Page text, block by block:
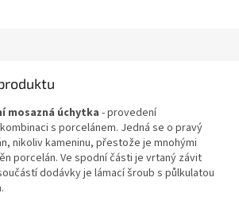
mosazná úchytka - provedení
s porcelánem. Jedná se o pravý
nikoliv kameninu, přestože je mnohými
porcelán. Ve spodní části je vrtaný závit
dodávky je lámací šroub s půlkulatou